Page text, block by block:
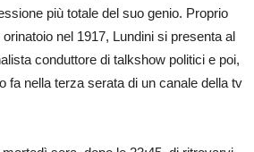
più totale del suo genio. Proprio
nel 1917, Lundini si presenta al
conduttore di talkshow politici e poi,
fa nella terza serata di un canale della tv